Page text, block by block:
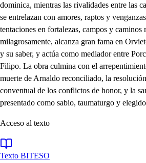
dominica, mientras las rivalidades entre las
se entrelazan con amores, raptos y
tentaciones en fortalezas, campos y caminos
milagrosamente, alcanza gran fama en
y su saber, y actúa como mediador entre
Filipo. La obra culmina con el
muerte de Arnaldo reconciliado, la
conventual de los conflictos de honor, y la
presentado como sabio, taumaturgo y
Acceso al texto
Texto BITESO